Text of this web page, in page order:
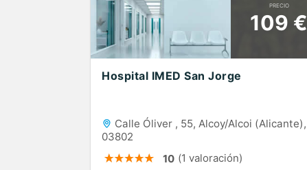
PRECIO
109 €
Hospital IMED San Jorge
Calle Óliver , 55, Alcoy/Alcoi (Alicante),
03802
10 (1 valoración)